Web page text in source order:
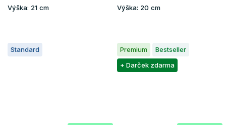
Výška: 21 cm
Výška: 20 cm
Standard Premium
Bestseller
+ Darček zdarma